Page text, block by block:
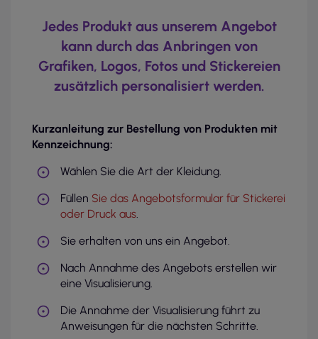
Jedes Produkt aus unserem Angebot
kann durch das Anbringen von
Grafiken, Logos, Fotos und Stickereien
zusätzlich personalisiert werden.
Kurzanleitung zur Bestellung von Produkten mit
Kennzeichnung:
Wählen Sie die Art der Kleidung.
Füllen Sie das Angebotsformular für Stickerei
oder Druck aus.
Sie erhalten von uns ein Angebot.
Nach Annahme des Angebots erstellen wir
eine Visualisierung.
Die Annahme der Visualisierung führt zu
Anweisungen für die nächsten Schritte.